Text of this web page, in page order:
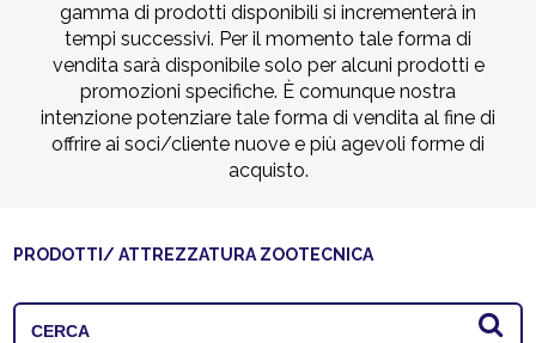
gamma di prodotti disponibili si incrementerà in
tempi successivi. Per il momento tale forma di
vendita sarà disponibile solo per alcuni prodotti e
promozioni specifiche. È comunque nostra
intenzione potenziare tale forma di vendita al fine di
offrire ai soci/cliente nuove e più agevoli forme di
acquisto.
PRODOTTI / ATTREZZATURA ZOOTECNICA